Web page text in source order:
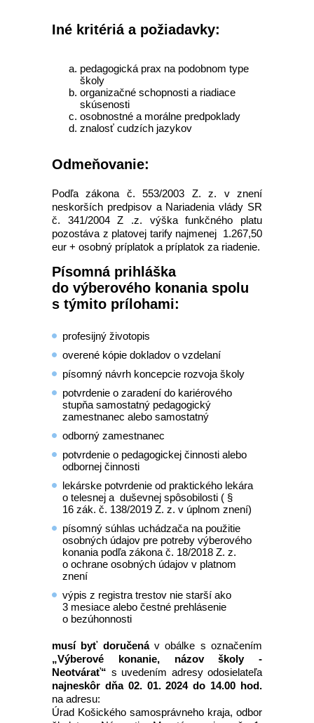
Iné kritériá a požiadavky:
pedagogická prax na podobnom type
školy
organizačné schopnosti a riadiace
skúsenosti
osobnostné a morálne predpoklady
znalosť cudzích jazykov
Odmeňovanie:
Podľa zákona č. 553/2003 Z. z. v znení
neskorších predpisov a Nariadenia vlády SR
č. 341/2004 Z .z. výška funkčného platu
pozostáva z platovej tarify najmenej 1.267,50
eur + osobný príplatok a príplatok za riadenie.
Písomná prihláška
do výberového konania spolu
s týmito prílohami:
profesijný životopis
overené kópie dokladov o vzdelaní
písomný návrh koncepcie rozvoja školy
potvrdenie o zaradení do kariérového
stupňa samostatný pedagogický
zamestnanec alebo samostatný
odborný zamestnanec
potvrdenie o pedagogickej činnosti alebo
odbornej činnosti
lekárske potvrdenie od praktického lekára
o telesnej a duševnej spôsobilosti ( §
16 zák. č. 138/2019 Z. z. v úplnom znení)
písomný súhlas uchádzača na použitie
osobných údajov pre potreby výberového
konania podľa zákona č. 18/2018 Z. z.
o ochrane osobných údajov v platnom
znení
výpis z registra trestov nie starší ako
3 mesiace alebo čestné prehlásenie
o bezúhonnosti
musí byť doručenáv obálke s označením
„Výberové konanie, názov školy -
Neotvárať“ s uvedením adresy odosielateľa
najneskôr dňa 02. 01. 2024 do 14.00 hod.
na adresu:
Úrad Košického samosprávneho kraja, odbor